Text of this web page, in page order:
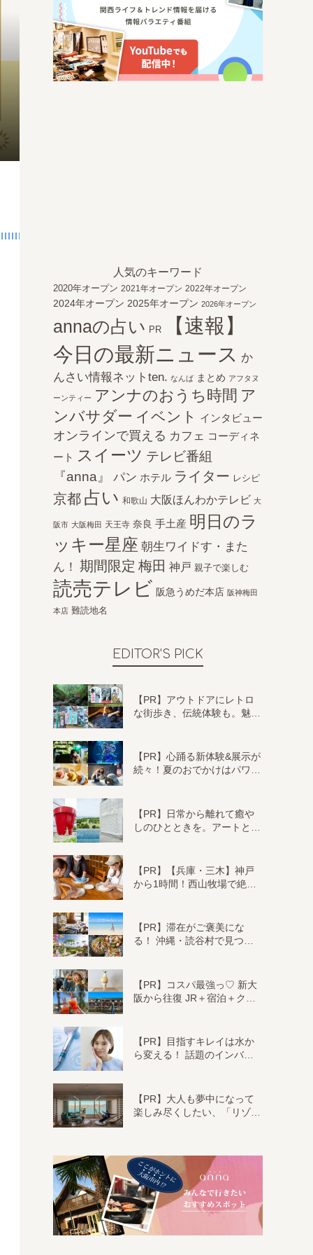
人気のキーワード
2020年オープン 2021年オープン 2022年オープン
2024年オープン 2025年オープン 2026年オープン
annaの占い PR
【速報】
今日の最新ニュース か
んさい情報ネットten. なんば まとめ アフタヌ
ーンティー アンナのおうち時間 ア
ンバサダー イベント インタビュー
オンラインで買える カフェ コーディネ
ート
スイーツ テレビ番組
『anna』
パン ホテル ライター レシピ
京都 占い 和歌山 大阪ほんわかテレビ 大
阪市 大阪梅田 天王寺 奈良 手土産 明日のラ
ッキー星座 朝生ワイドす・また
ん！ 期間限定 梅田 神戸 親子で楽しむ
読売テレビ 阪急うめだ本店 阪神梅田
本店 難読地名
EDITOR'S PICK
【PR】アウトドアにレトロ
な街歩き、伝統体験も。魅…
【PR】心踊る新体験&展示が
続々！夏のおでかけはパワ…
【PR】日常から離れて癒や
しのひとときを。アートと…
【PR】【兵庫・三木】神戸
から1時間！西山牧場で絶…
【PR】滞在がご褒美にな
る！ 沖縄・読谷村で見つ…
【PR】コスパ最強っ♡ 新大
阪から往復 JR＋宿泊＋ク…
【PR】目指すキレイは水か
ら変える！ 話題のインバ…
【PR】大人も夢中になって
楽しみ尽くしたい、「リゾ…